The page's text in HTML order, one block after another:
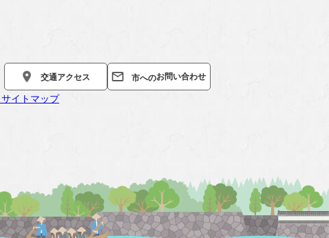
交通アクセス 市へのお問い合わせ
サイトマップ